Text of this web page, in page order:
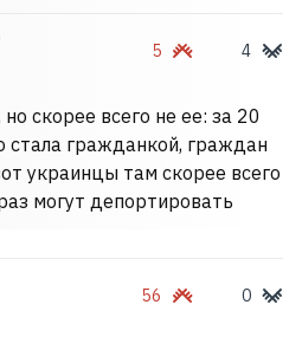
5 4
скорее всего не ее: за 20
стала гражданкой, граждан
украинцы там скорее всего
могут депортировать
56 0